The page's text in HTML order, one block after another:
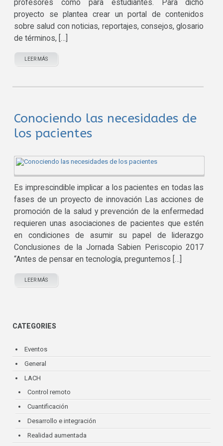
profesores como para estudiantes. Para dicho
proyecto se plantea crear un portal de contenidos
sobre salud con noticias, reportajes, consejos, glosario
de términos, […]
LEER MÁS
Conociendo las necesidades de
los pacientes
Es imprescindible implicar a los pacientes en todas las
fases de un proyecto de innovación Las acciones de
promoción de la salud y prevención de la enfermedad
requieren unas asociaciones de pacientes que estén
en condiciones de asumir su papel de liderazgo
Conclusiones de la Jornada Sabien Periscopio 2017
“Antes de pensar en tecnología, preguntemos […]
LEER MÁS
CATEGORIES
Eventos
General
LACH
Control remoto
Cuantificación
Desarrollo e integración
Realidad aumentada